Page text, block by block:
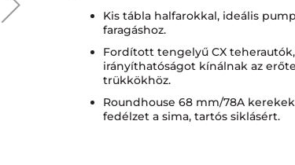
Kis tábla halfarokkal, ideális
faragáshoz.
Fordított tengelyű CX
irányíthatóságot kínálnak az
trükkökhöz.
Roundhouse 68 mm/78A
fedélzet a sima, tartós siklásért.